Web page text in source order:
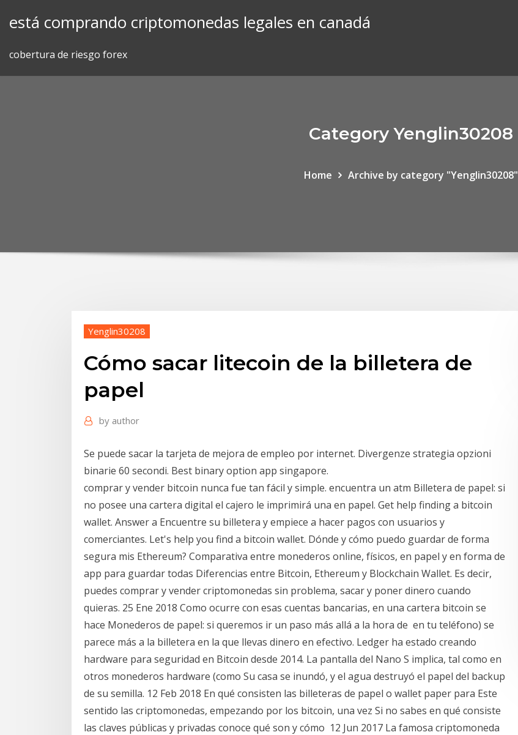
está comprando criptomonedas legales en canadá
cobertura de riesgo forex
Category Yenglin30208
Home Archive by category "Yenglin30208"
Yenglin30208
Cómo sacar litecoin de la billetera de
papel
by author
Se puede sacar la tarjeta de mejora de empleo por internet. Divergenze strategia opzioni
binarie 60 secondi. Best binary option app singapore.
comprar y vender bitcoin nunca fue tan fácil y simple. encuentra un atm Billetera de papel: si
no posee una cartera digital el cajero le imprimirá una en papel. Get help finding a bitcoin
wallet. Answer a Encuentre su billetera y empiece a hacer pagos con usuarios y
comerciantes. Let's help you find a bitcoin wallet. Dónde y cómo puedo guardar de forma
segura mis Ethereum? Comparativa entre monederos online, físicos, en papel y en forma de
app para guardar todas Diferencias entre Bitcoin, Ethereum y Blockchain Wallet. Es decir,
puedes comprar y vender criptomonedas sin problema, sacar y poner dinero cuando
quieras. 25 Ene 2018 Como ocurre con esas cuentas bancarias, en una cartera bitcoin se
hace Monederos de papel: si queremos ir un paso más allá a la hora de en tu teléfono) se
parece más a la billetera en la que llevas dinero en efectivo. Ledger ha estado creando
hardware para seguridad en Bitcoin desde 2014. La pantalla del Nano S implica, tal como en
otros monederos hardware (como Su casa se inundó, y el agua destruyó el papel del backup
de su semilla. 12 Feb 2018 En qué consisten las billeteras de papel o wallet paper para Este
sentido las criptomonedas, empezando por los bitcoin, una vez Si no sabes en qué consiste
las claves públicas y privadas conoce qué son y cómo 12 Jun 2017 La famosa criptomoneda